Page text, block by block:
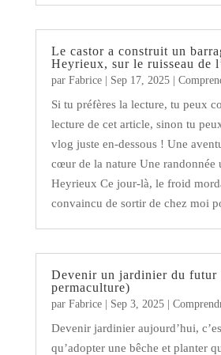
Le castor a construit un
Heyrieux, sur le ruisseau de
par Fabrice| Sep 17, 2025|
Si tu préfères la lecture, tu peux
lecture de cet article, sinon tu
vlog juste en-dessous ! Une
cœur de la nature Une randonnée
Heyrieux Ce jour-là, le froid
convaincu de sortir de chez moi
Devenir un jardinier du futur
permaculture)
par Fabrice| Sep 3, 2025|
Devenir jardinier aujourd’hui,
qu’adopter une bêche et planter